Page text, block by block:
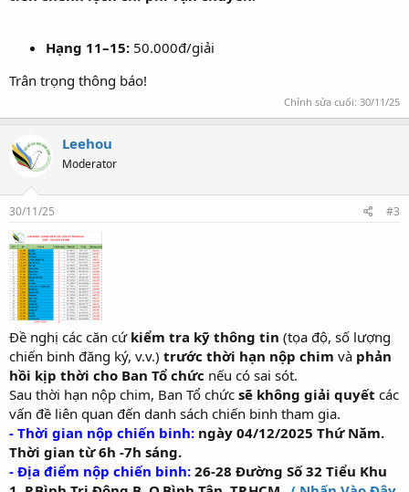
Hạng 11–15: 50.000đ/giải
Trân trọng thông báo!
Chỉnh sửa cuối: 30/11/25
Leehou
Moderator
30/11/25 #3
Đề nghị các căn cứ kiểm tra kỹ thông tin (tọa độ, số lượng
chiến binh đăng ký, v.v.) trước thời hạn nộp chim và phản
hồi kịp thời cho Ban Tổ chức nếu có sai sót.
Sau thời hạn nộp chim, Ban Tổ chức sẽ không giải quyết các
vấn đề liên quan đến danh sách chiến binh tham gia.
- Thời gian nộp chiến binh: ngày 04/12/2025 Thứ Năm.
Thời gian từ 6h -7h sáng.
- Địa điểm nộp chiến binh: 26-28 Đường Số 32 Tiểu Khu